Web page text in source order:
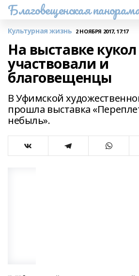
Благовещенская
Культурная жизнь 2 НОЯБРЯ 2017, 17:17
На выставке кукол
участвовали и
благовещенцы
В Уфимской
прошла выставка
небыль».